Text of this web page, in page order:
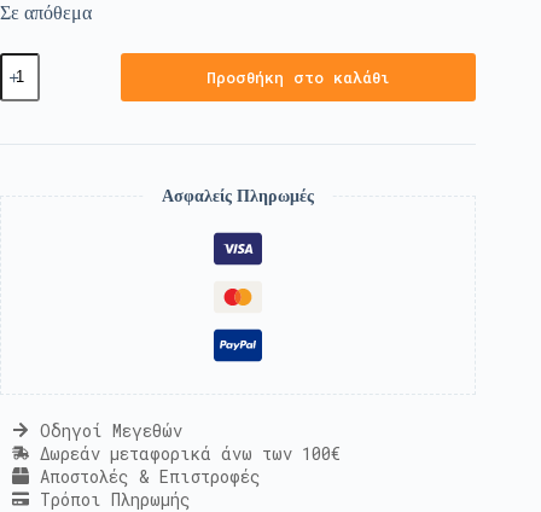
Σε απόθεμα
Προσθήκη στο καλάθι
Ασφαλείς Πληρωμές
Οδηγοί Μεγεθών
Δωρεάν μεταφορικά άνω των 100€
Αποστολές & Επιστροφές
Τρόποι Πληρωμής